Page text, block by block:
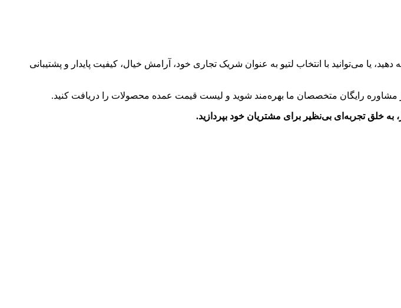
یا می‌توانید با انتخاب لتیو به عنوان شریک تجاری خود، آرامش خیال، کیفیت پایدار و پشتیبانی
رایگان متخصصان ما بهره‌مند شوید و لیست قیمت عمده محصولات را دریافت کنید.
به خلق تجربه‌ای بی‌نظیر برای مشتریان خود بپردازید.